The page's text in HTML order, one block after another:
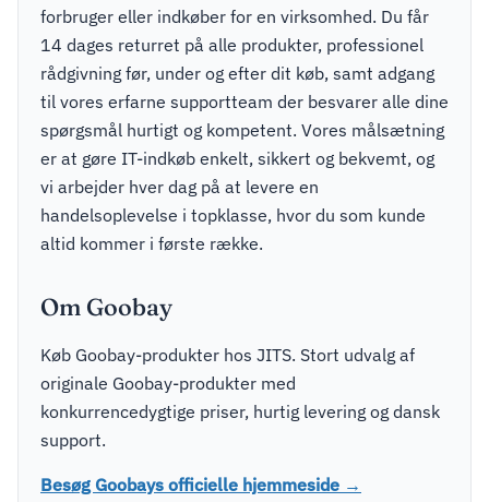
forbruger eller indkøber for en virksomhed. Du får
14 dages returret på alle produkter, professionel
rådgivning før, under og efter dit køb, samt adgang
til vores erfarne supportteam der besvarer alle dine
spørgsmål hurtigt og kompetent. Vores målsætning
er at gøre IT-indkøb enkelt, sikkert og bekvemt, og
vi arbejder hver dag på at levere en
handelsoplevelse i topklasse, hvor du som kunde
altid kommer i første række.
Om Goobay
Køb Goobay-produkter hos JITS. Stort udvalg af
originale Goobay-produkter med
konkurrencedygtige priser, hurtig levering og dansk
support.
Besøg Goobays officielle hjemmeside →